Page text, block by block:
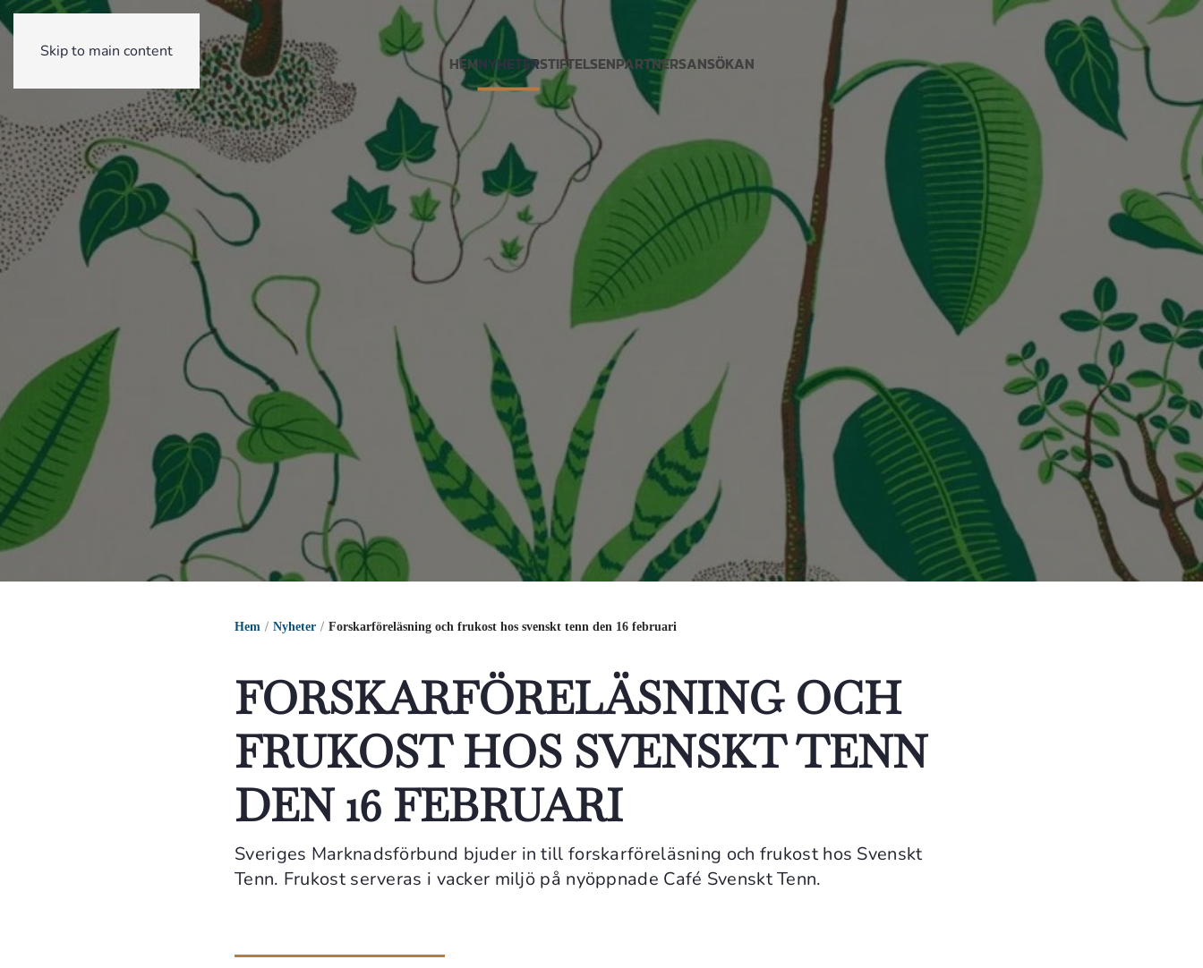
Skip to main content
HEMNYHETERSTIFTELSENPARTNERSANSÖKAN Svenska English
Hem Nyheter Forskarföreläsning och frukost hos svenskt tenn den 16 februari
FORSKARFÖRELÄSNING OCH
FRUKOST HOS SVENSKT TENN
DEN 16 FEBRUARI
Sveriges Marknadsförbund bjuder in till forskarföreläsning och frukost hos Svenskt
Tenn. Frukost serveras i vacker miljö på nyöppnade Café Svenskt Tenn.